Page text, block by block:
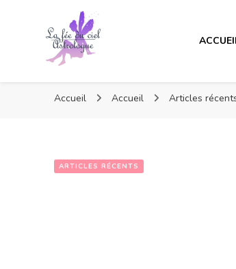
Accueil Accueil Articles
ARTICLES RÉCENTS